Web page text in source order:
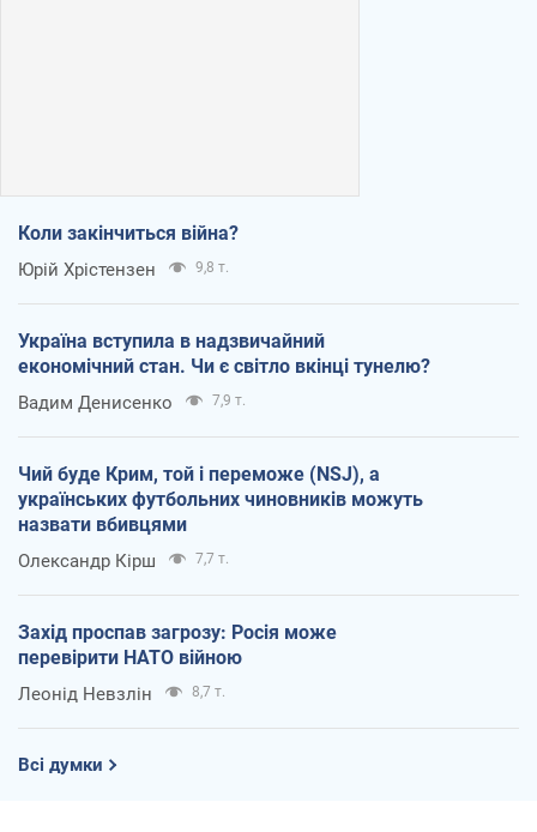
Коли закінчиться війна?
Юрій Хрістензен 9,8 т.
Україна вступила в надзвичайний
економічний стан. Чи є світло вкінці тунелю?
Вадим Денисенко 7,9 т.
Чий буде Крим, той і переможе (NSJ), а
українських футбольних чиновників можуть
назвати вбивцями
Олександр Кірш 7,7 т.
Захід проспав загрозу: Росія може
перевірити НАТО війною
Леонід Невзлін 8,7 т.
Всі думки